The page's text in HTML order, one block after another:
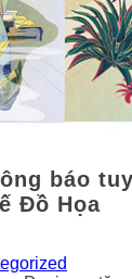
báo
Đồ Họa